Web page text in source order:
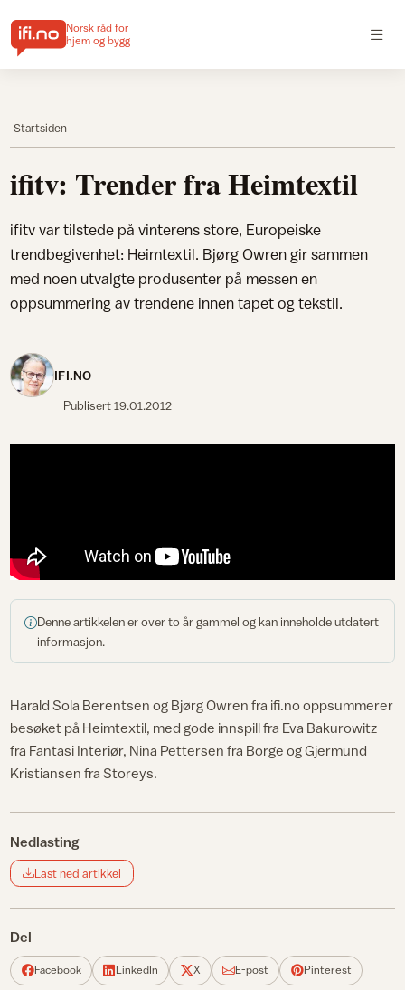
Norsk råd for
hjem og bygg
Startsiden
ifitv: Trender fra Heimtextil
ifitv var tilstede på vinterens store, Europeiske
trendbegivenhet: Heimtextil. Bjørg Owren gir sammen
med noen utvalgte produsenter på messen en
oppsummering av trendene innen tapet og tekstil.
IFI.NO
Publisert19.01.2012
Denne artikkelen er over to år gammel og kan inneholde utdatert
informasjon.
Harald Sola Berentsen og Bjørg Owren fra ifi.no oppsummerer
besøket på Heimtextil, med gode innspill fra Eva Bakurowitz
fra Fantasi Interiør, Nina Pettersen fra Borge og Gjermund
Kristiansen fra Storeys.
Nedlasting
Last ned artikkel
Del
Facebook LinkedIn X E-post Pinterest